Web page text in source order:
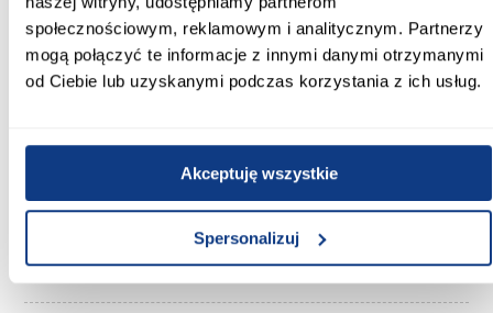
społecznościowym, reklamowym i analitycznym. Partnerzy
mogą połączyć te informacje z innymi danymi otrzymanymi
od Ciebie lub uzyskanymi podczas korzystania z ich usług.
Akceptuję wszystkie
Spersonalizuj
Kolor korpusu:
dąb artisan
z lustrem